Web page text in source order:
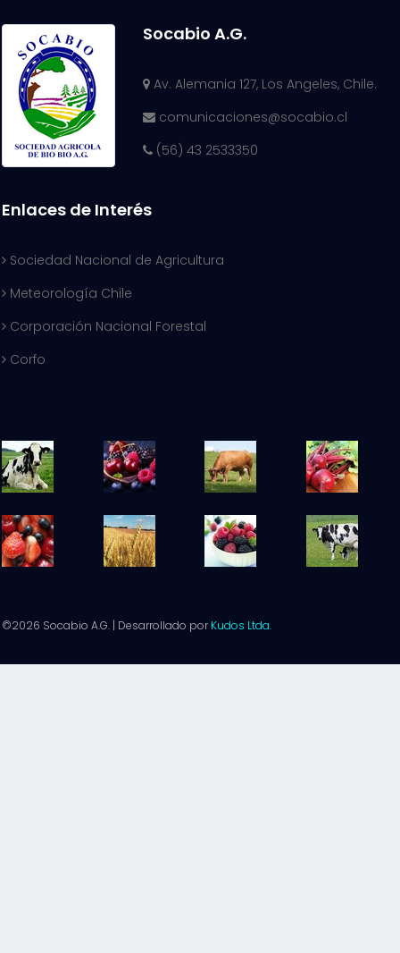
Socabio A.G.
Av. Alemania 127, Los Angeles, Chile.
comunicaciones@socabio.cl
(56) 43 2533350
Enlaces de Interés
Sociedad Nacional de Agricultura
Meteorología Chile
Corporación Nacional Forestal
Corfo
©2026 Socabio A.G. | Desarrollado porKudos Ltda.